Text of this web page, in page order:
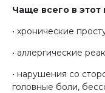
Чаще всего в
• хронические
• аллергические
• нарушения со
головные боли,